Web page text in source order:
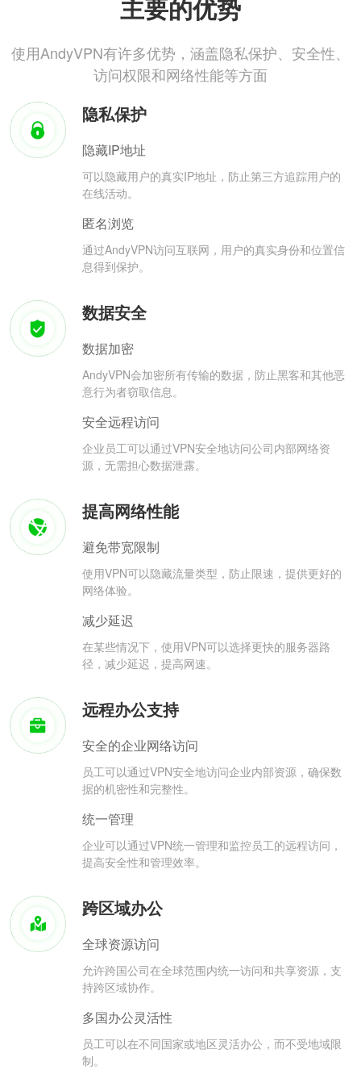
主要的优势
使用AndyVPN有许多优势，涵盖隐私保护、安全性、
访问权限和网络性能等方面
隐私保护
隐藏IP地址
可以隐藏用户的真实IP地址，防止第三方追踪用户的
在线活动。
匿名浏览
通过AndyVPN访问互联网，用户的真实身份和位置信
息得到保护。
数据安全
数据加密
AndyVPN会加密所有传输的数据，防止黑客和其他恶
意行为者窃取信息。
安全远程访问
企业员工可以通过VPN安全地访问公司内部网络资
源，无需担心数据泄露。
提高网络性能
避免带宽限制
使用VPN可以隐藏流量类型，防止限速，提供更好的
网络体验。
减少延迟
在某些情况下，使用VPN可以选择更快的服务器路
径，减少延迟，提高网速。
远程办公支持
安全的企业网络访问
员工可以通过VPN安全地访问企业内部资源，确保数
据的机密性和完整性。
统一管理
企业可以通过VPN统一管理和监控员工的远程访问，
提高安全性和管理效率。
跨区域办公
全球资源访问
允许跨国公司在全球范围内统一访问和共享资源，支
持跨区域协作。
多国办公灵活性
员工可以在不同国家或地区灵活办公，而不受地域限
制。